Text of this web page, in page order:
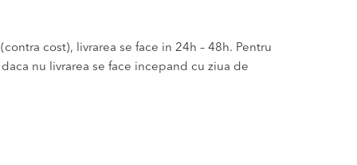
cost), livrarea se face in 24h – 48h. Pentru
nu livrarea se face incepand cu ziua de